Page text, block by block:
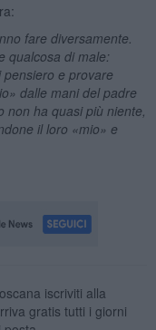
fare diversamente.
qualcosa di male:
e provare
dalle mani del padre
ha quasi più niente,
il loro «mio» e
iscriviti alla
gratis tutti i giorni